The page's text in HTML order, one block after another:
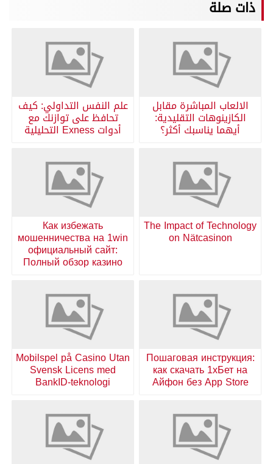
ذات صلة
الالعاب المباشرة مقابل
الكازينوهات التقليدية:
أيهما يناسبك أكثر؟
علم النفس التداولي: كيف
تحافظ على توازنك مع
أدوات Exness التحليلية
The Impact of Technology
on Nätcasinon
Как избежать
мошенничества на 1win
официальный сайт:
Полный обзор казино
Пошаговая инструкция:
как скачать 1хБет на
Айфон без App Store
Mobilspel på Casino Utan
Svensk Licens med
BankID-teknologi